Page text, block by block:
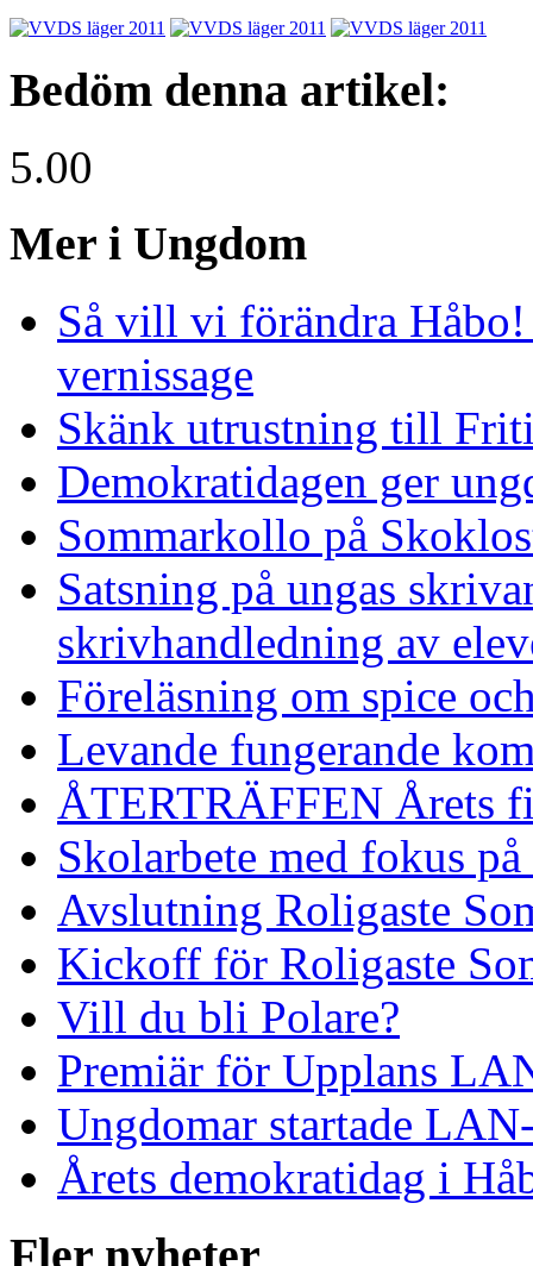
Bedöm denna artikel:
5.00
Mer i Ungdom
Så vill vi förändra
vernissage
Skänk utrustning till
Demokratidagen ger
Sommarkollo på
Satsning på ungas
skrivhandledning av
Föreläsning om spice
Levande fungerande
ÅTERTRÄFFEN Årets
Skolarbete med fokus
Avslutning Roligaste
Kickoff för Roligaste
Vill du bli Polare?
Premiär för Upplans
Ungdomar startade
Årets demokratidag i
Fler nyheter